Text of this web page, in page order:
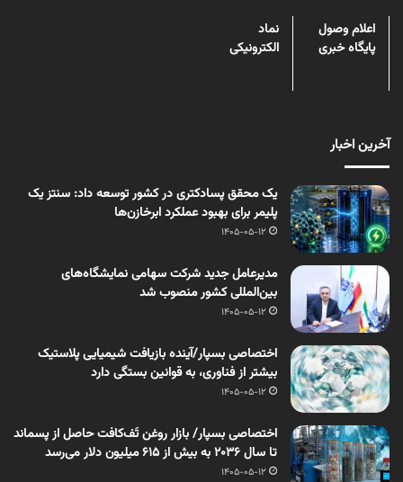
اعلام وصول
پایگاه خبری
نماد
الکترونیکی
آخرین اخبار
یک محقق پسادکتری در کشور توسعه داد: سنتز یک
پلیمر برای بهبود عملکرد ابرخازن‌ها
1405-05-12
مدیرعامل جدید شرکت سهامی نمایشگاه‌های
بین‌المللی کشور منصوب شد
1405-05-12
اختصاصی بسپار/آینده بازیافت شیمیایی پلاستیک
بیشتر از فناوری، به قوانین بستگی دارد
1405-05-12
اختصاصی بسپار/ بازار روغن تَف‌کافت حاصل از پسماند
تا سال ۲۰۳۶ به بیش از ۶۱۵ میلیون دلار می‌رسد
1405-05-12